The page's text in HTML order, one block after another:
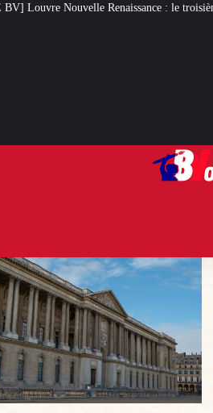
: le troisième caprice patrimonial de